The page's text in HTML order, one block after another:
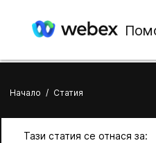
Начало / Статия
Тази статия се отнася за: